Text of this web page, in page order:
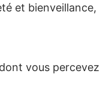
et bienveillance,
vous percevez